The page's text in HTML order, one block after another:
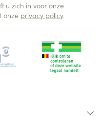
u zich in voor onze
onze privacy policy.